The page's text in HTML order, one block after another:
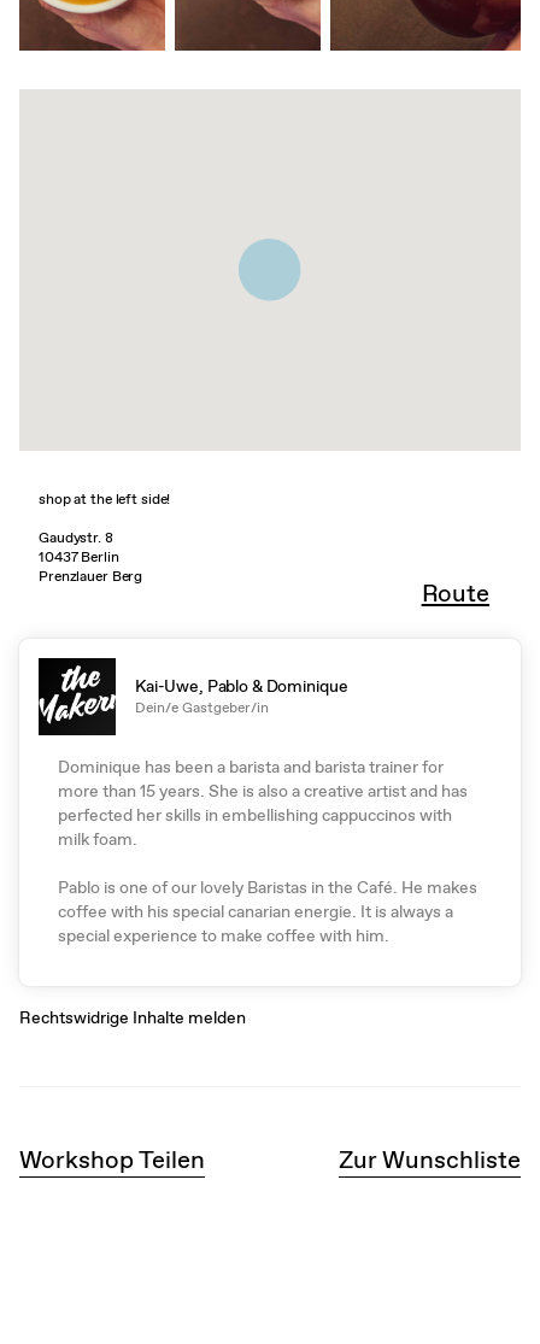
shop at the left side!
Gaudystr. 8
10437 Berlin
Prenzlauer Berg
Route
Kai-Uwe, Pablo & Dominique
Dein/e Gastgeber/in
Dominique has been a barista and barista trainer for
more than 15 years. She is also a creative artist and has
perfected her skills in embellishing cappuccinos with
milk foam.
Pablo is one of our lovely Baristas in the Café. He makes
coffee with his special canarian energie. It is always a
special experience to make coffee with him.
Rechtswidrige Inhalte melden
Workshop Teilen Zur Wunschliste